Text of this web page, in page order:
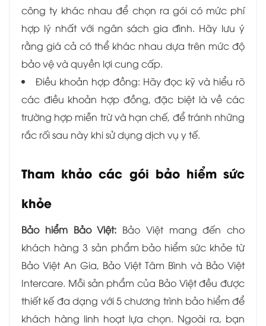
công ty khác nhau để chọn ra gói có mức phí
hợp lý nhất với ngân sách gia đình. Hãy lưu ý
rằng giá cả có thể khác nhau dựa trên mức độ
bảo vệ và quyền lợi cung cấp.
Điều khoản hợp đồng: Hãy đọc kỹ và hiểu rõ
các điều khoản hợp đồng, đặc biệt là về các
trường hợp miễn trừ và hạn chế, để tránh những
rắc rối sau này khi sử dụng dịch vụ y tế.
Tham khảo các gói bảo hiểm sức
khỏe
Bảo hiểm Bảo Việt: Bảo Việt mang đến cho
khách hàng 3 sản phẩm bảo hiểm sức khỏe từ
Bảo Việt An Gia, Bảo Việt Tâm Bình và Bảo Việt
Intercare. Mỗi sản phẩm của Bảo Việt đều được
thiết kế đa dạng với 5 chương trình bảo hiểm để
khách hàng linh hoạt lựa chọn. Ngoài ra, bạn